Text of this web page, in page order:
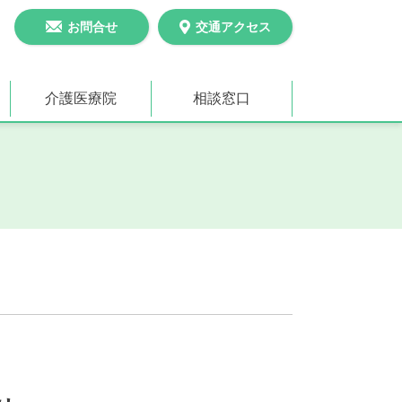
お問合せ 交通アクセス
介護医療院 相談窓口